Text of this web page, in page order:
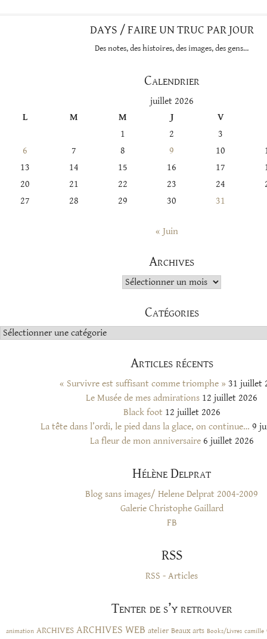
DAYS / FAIRE UN TRUC PAR JOUR
Des notes, des histoires, des images, des gens…
Calendrier
juillet 2026
L
M M J
V
1
2
3
6
7 8 9 10
13
14 15 16 17
20
21 22 23 24
27
28 29 30 31
« Juin
Archives
Archives
Catégories
Catégories
Articles récents
« Survivre est suffisant comme triomphe » 31 juillet
Le Musée de mes admirations 12 juillet 2026
Black foot 12 juillet 2026
La tête dans l’ordi, le pied dans la glace, on continue… 9
La fleur de mon anniversaire 6 juillet 2026
Hélène Delprat
Blog sans images/ Helene Delprat 2004-2009
Galerie Christophe Gaillard
FB
RSS
RSS - Articles
Tenter de s’y retrouver
animation ARCHIVES ARCHIVES WEB atelier Beaux arts Books/Livres camille